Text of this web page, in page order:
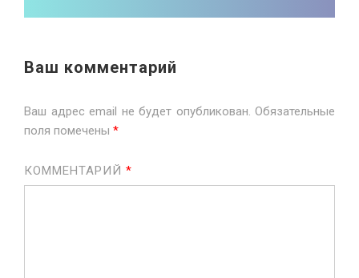
Ваш комментарий
Ваш адрес email не будет опубликован. Обязательные
поля помечены *
КОММЕНТАРИЙ *